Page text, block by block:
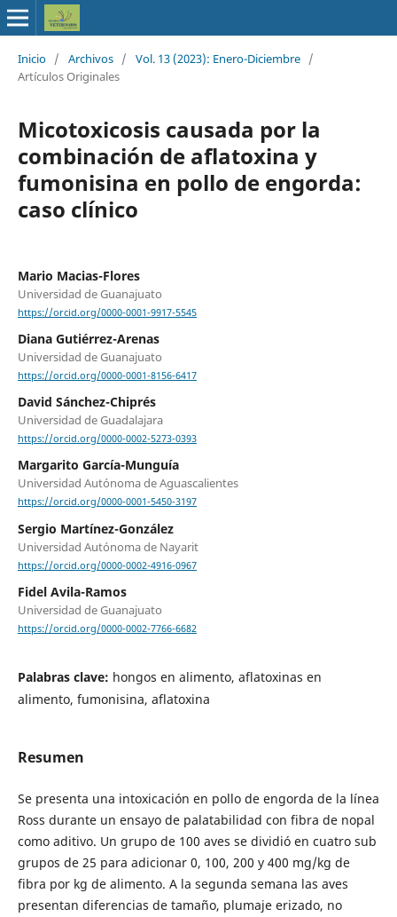
Inicio / Archivos / Vol. 13 (2023): Enero-Diciembre /
Artículos Originales
Micotoxicosis causada por la
combinación de aflatoxina y
fumonisina en pollo de engorda:
caso clínico
Mario Macias-Flores
Universidad de Guanajuato
https://orcid.org/0000-0001-9917-5545
Diana Gutiérrez-Arenas
Universidad de Guanajuato
https://orcid.org/0000-0001-8156-6417
David Sánchez-Chiprés
Universidad de Guadalajara
https://orcid.org/0000-0002-5273-0393
Margarito García-Munguía
Universidad Autónoma de Aguascalientes
https://orcid.org/0000-0001-5450-3197
Sergio Martínez-González
Universidad Autónoma de Nayarit
https://orcid.org/0000-0002-4916-0967
Fidel Avila-Ramos
Universidad de Guanajuato
https://orcid.org/0000-0002-7766-6682
Palabras clave: hongos en alimento, aflatoxinas en
alimento, fumonisina, aflatoxina
Resumen
Se presenta una intoxicación en pollo de engorda de la línea
Ross durante un ensayo de palatabilidad con fibra de nopal
como aditivo. Un grupo de 100 aves se dividió en cuatro sub
grupos de 25 para adicionar 0, 100, 200 y 400 mg/kg de
fibra por kg de alimento. A la segunda semana las aves
presentan diferencias de tamaño, plumaje erizado, no